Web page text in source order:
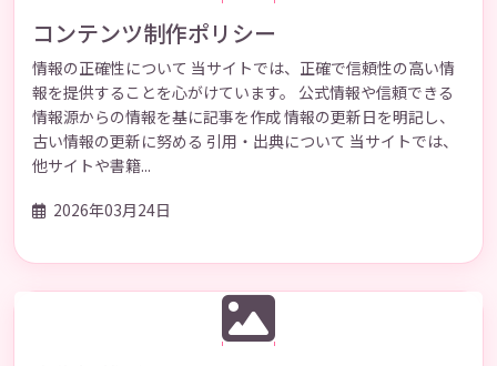
コンテンツ制作ポリシー
情報の正確性について 当サイトでは、正確で信頼性の高い情
報を提供することを心がけています。 公式情報や信頼できる
情報源からの情報を基に記事を作成 情報の更新日を明記し、
古い情報の更新に努める 引用・出典について 当サイトでは、
他サイトや書籍...
2026年03月24日